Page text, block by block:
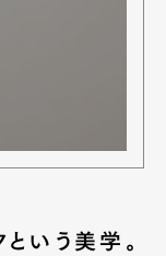
いう美学。